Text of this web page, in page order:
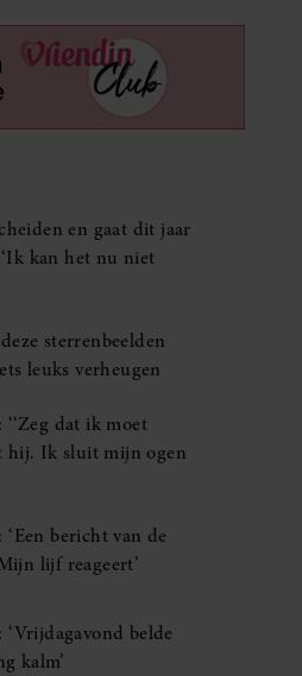
en gaat dit jaar
kan het nu niet
sterrenbeelden
leuks verheugen
dat ik moet
hij. Ik sluit mijn ogen
bericht van de
lijf reageert’
belde
kalm’